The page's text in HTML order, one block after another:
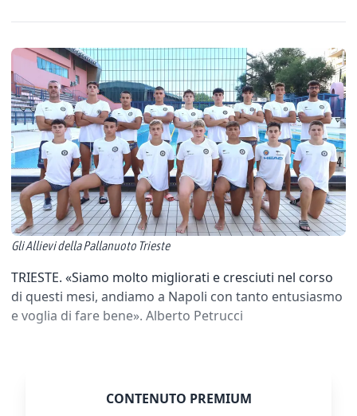
Gli Allievi della Pallanuoto Trieste
TRIESTE. «Siamo molto migliorati e cresciuti nel corso
di questi mesi, andiamo a Napoli con tanto entusiasmo
e voglia di fare bene». Alberto Petrucci
CONTENUTO PREMIUM